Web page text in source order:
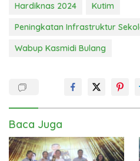
Hardiknas 2024
Kutim
Peningkatan Infrastruktur
Wabup Kasmidi Bulang
Baca Juga